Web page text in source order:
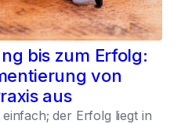
bis zum Erfolg:
von
aus
der Erfolg liegt in